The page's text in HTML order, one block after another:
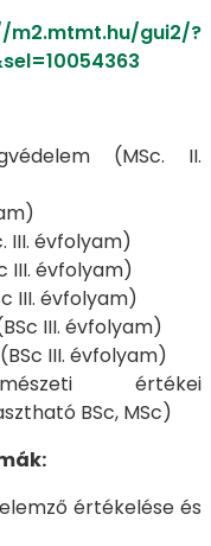
m2.mtmt.hu/gui2/?
(MSc. II.
III. évfolyam)
III. évfolyam)
III. évfolyam)
III. évfolyam)
III. évfolyam)
értékei
BSc, MSc)
értékelése és